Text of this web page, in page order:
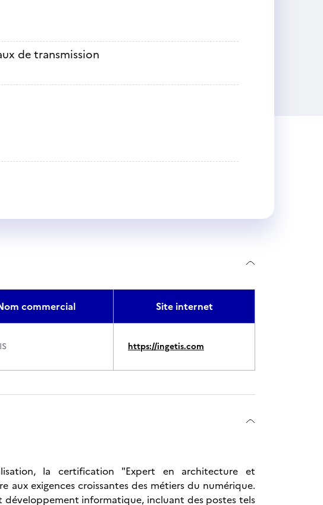
de transmission
commercial Site internet
https://ingetis.com
la certification "Expert en architecture et
exigences croissantes des métiers du numérique.
développement informatique, incluant des postes tels